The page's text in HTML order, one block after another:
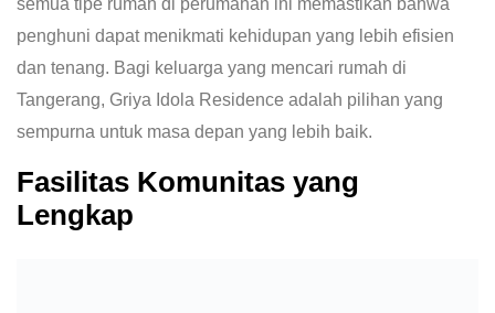
semua tipe rumah di perumahan ini memastikan bahwa
penghuni dapat menikmati kehidupan yang lebih efisien
dan tenang. Bagi keluarga yang mencari rumah di
Tangerang, Griya Idola Residence adalah pilihan yang
sempurna untuk masa depan yang lebih baik.
Fasilitas Komunitas yang
Lengkap